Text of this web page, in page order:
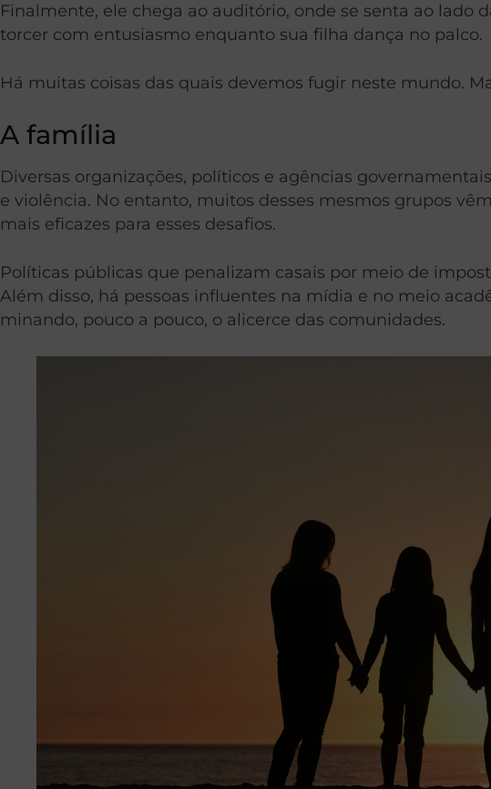
Finalmente, ele chega ao auditório, onde se senta ao lado
torcer com entusiasmo enquanto sua filha dança no palco.
Há muitas coisas das quais devemos fugir neste mundo.
A família
Diversas organizações, políticos e agências
e violência. No entanto, muitos desses mesmos grupos
mais eficazes para esses desafios.
Políticas públicas que penalizam casais por meio de
Além disso, há pessoas influentes na mídia e no meio
minando, pouco a pouco, o alicerce das comunidades.